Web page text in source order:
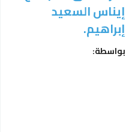
إيناس السعيد
إبراهيم.
بواسطة: